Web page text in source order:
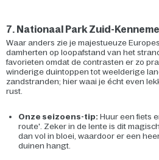
7. Nationaal Park Zuid-
Waar anders zie je majestueuze
damherten op loopafstand van het
favorieten omdat de contrasten er zo
winderige duintoppen tot weelderige
zandstranden; hier waai je écht even
rust.
Onze seizoens-tip: Huur een fiets
route'. Zeker in de lente is dit
dan vol in bloei, waardoor er een
duinen hangt.